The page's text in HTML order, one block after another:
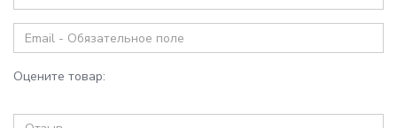
Оцените товар: